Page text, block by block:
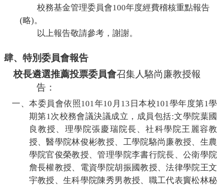
校務基金管理委員會100年度經費稽核重點報告
(略)。
以上報告敬請參考，謝謝。
肆、特別委員會報告
校長遴選推薦投票委員會召集人駱尚廉教授報
告：
一、本委員會依照101年10 月 13 日本校101學年度第1學
期第1次校務會議決議成立，成員包括:文學院葉國
良教授、理學院張慶瑞院長、社科學院王麗容教
授、醫學院林俊彬教授、工學院駱尚廉教授、生農
學院官俊榮教授、管理學院李書行院長、公衛學院
詹長權教授、電資學院胡振國教授、法律學院王文
宇教授、生科學院陳秀男教授、職工代表竇松林秘